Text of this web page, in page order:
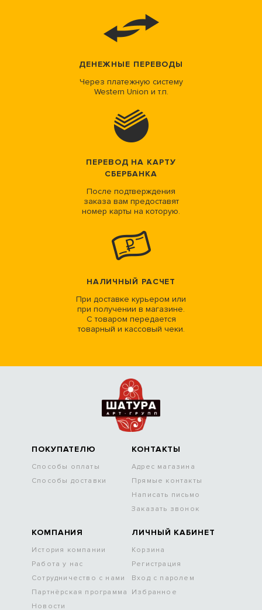
ДЕНЕЖНЫЕ ПЕРЕВОДЫ
Через платежную систему
Western Union и т.п.
ПЕРЕВОД НА КАРТУ
СБЕРБАНКА
После подтверждения
заказа вам предоставят
номер карты на которую.
НАЛИЧНЫЙ РАСЧЕТ
При доставке курьером или
при получении в магазине.
С товаром передается
товарный и кассовый чеки.
ПОКУПАТЕЛЮ
Способы оплаты
Способы доставки
КОНТАКТЫ
Адрес магазина
Прямые контакты
Написать письмо
Заказать звонок
КОМПАНИЯ
История компании
Работа у нас
Сотрудничество с нами
Партнёрская программа
Новости
ЛИЧНЫЙ КАБИНЕТ
Корзина
Регистрация
Вход с паролем
Избранное